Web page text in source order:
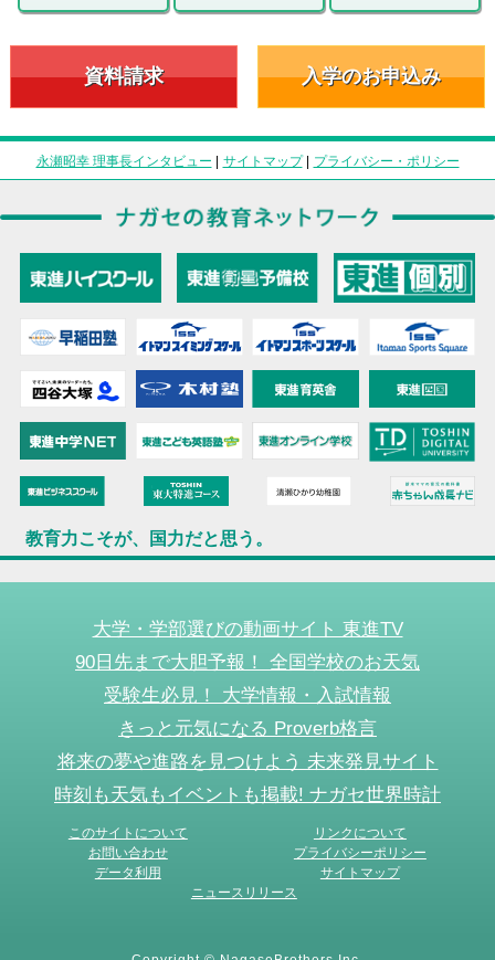
資料請求 入学のお申込み
永瀬昭幸 理事長インタビュー | サイトマップ| プライバシー・ポリシー
教育力こそが、国力だと思う。
大学・学部選びの動画サイト 東進TV
90日先まで大胆予報！ 全国学校のお天気
受験生必見！ 大学情報・入試情報
きっと元気になる Proverb格言
将来の夢や進路を見つけよう 未来発見サイト
時刻も天気もイベントも掲載! ナガセ世界時計
このサイトについて
リンクについて
お問い合わせ
プライバシーポリシー
データ利用
サイトマップ
ニュースリリース